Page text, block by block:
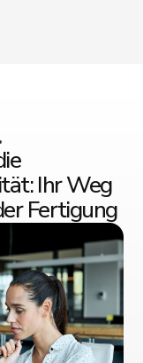
Ihr Weg
Fertigung